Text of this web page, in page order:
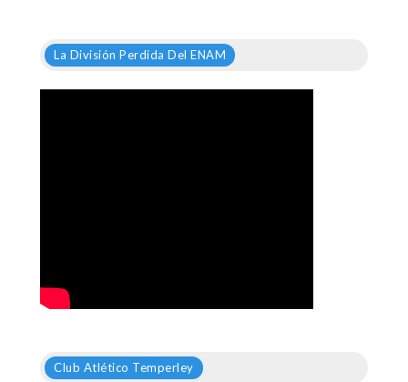
La División Perdida Del ENAM
Club Atlético Temperley